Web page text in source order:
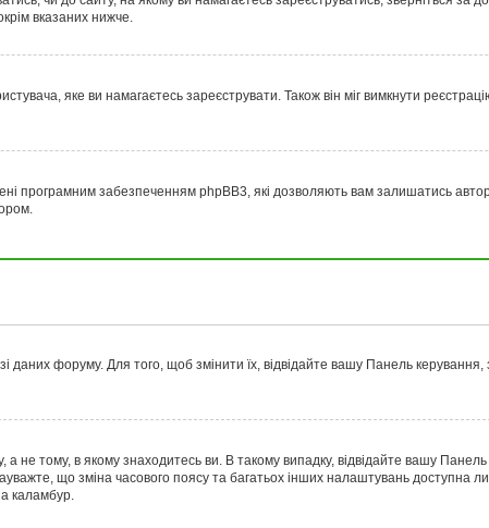
вказаних нижче.
яке ви намагаєтесь зареєструвати. Також він міг вимкнути
програмним забезпеченням phpBB3, які дозволяють вам залишатись
даних форуму. Для того, щоб змінити їх, відвідайте вашу Панель керування,
не тому, в якому знаходитесь ви. В такому випадку, відвідайте вашу
що зміна часового поясу та багатьох інших налаштувань доступна
каламбур.